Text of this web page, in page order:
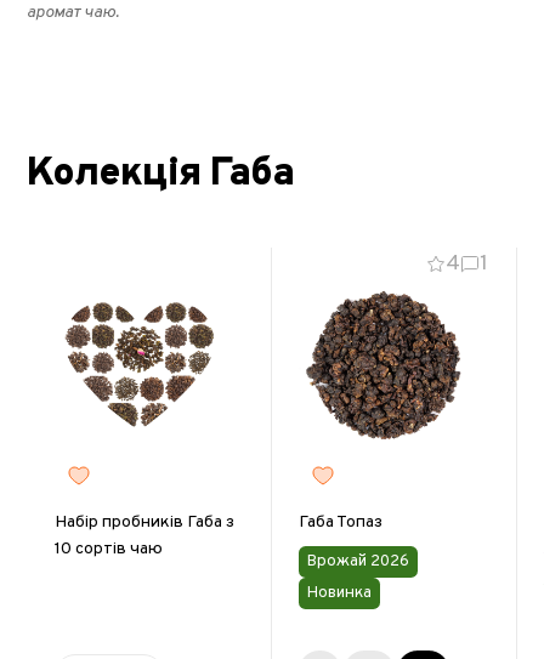
аромат чаю.
Колекція Габа
Набір пробників Габа з
10 сортів чаю
4 1
Габа Топаз
Врожай 2026
Новинка